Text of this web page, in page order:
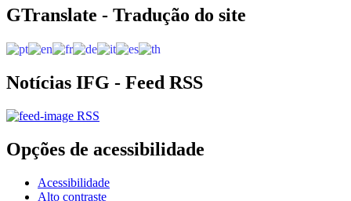
Acesso à informação
GTranslate - Tradução do site
Notícias IFG - Feed RSS
RSS
Opções de acessibilidade
Acessibilidade
Alto contraste